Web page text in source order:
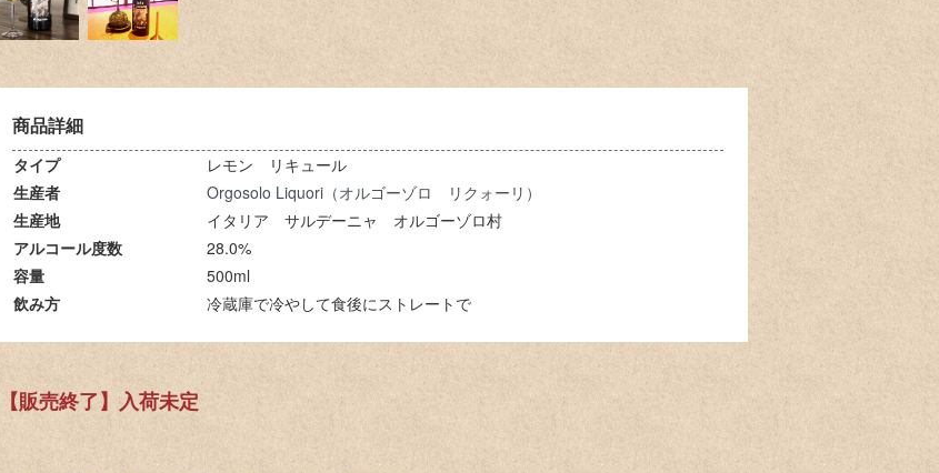
商品詳細
タイプ
レモン リキュール
生産者
Orgosolo Liquori（オルゴーゾロ リクォーリ）
生産地
イタリア サルデーニャ オルゴーゾロ村
アルコール度数
28.0%
容量
500ml
飲み方
冷蔵庫で冷やして食後にストレートで
【販売終了】入荷未定